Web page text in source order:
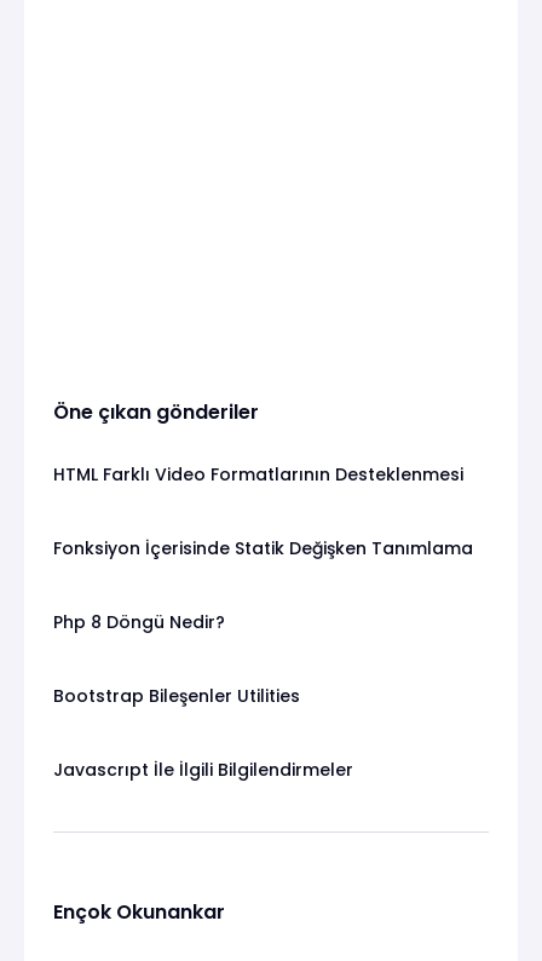
Öne çıkan gönderiler
HTML Farklı Video Formatlarının Desteklenmesi
Fonksiyon İçerisinde Statik Değişken Tanımlama
Php 8 Döngü Nedir?
Bootstrap Bileşenler Utilities
Javascrıpt İle İlgili Bilgilendirmeler
Ençok Okunankar